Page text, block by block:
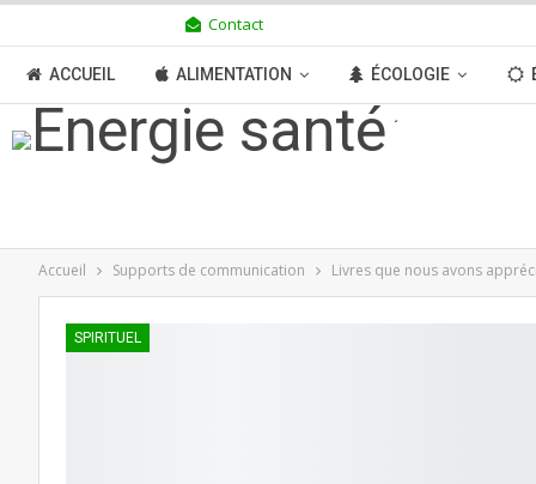
Contact
ACCUEIL ALIMENTATION ÉCOLOGIE
TRANSITION BOUTIQUE MÉDIAS
Accueil Supports de communication Livres que nous avons
SPIRITUEL